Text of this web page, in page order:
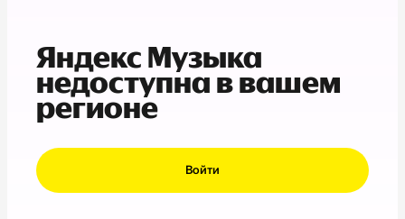
Яндекс Музыка
недоступна в вашем
регионе
Войти